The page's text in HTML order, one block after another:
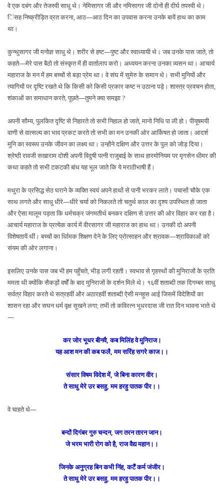
वे एक दबंग और तेजस्वी साधु थे। नेमिसागर जी और नमिसागर जी दोनों ही दीर्घ तपस्वी थे।
िंसह निष्क्रीड़ित व्रत करना, आठ—आठ दिन का उपवास करना उनके बायें हाथ का काम
था।
कुन्थुसागर जी मनोज्ञ साधु थे। शरीर से हष्ट—पुष्ट और स्वाध्यायी थे। जब उनके पास जाते, तो
कहते—मेरे पास बैठो तो संस्कृत में ही वार्तालाप करो। अध्ययन करना उनका व्यसन था। आचार्य
महाराज के मन में हम बच्चों से बड़ा प्रेम था। वे संघ में सुमेरु के समान थे। सभी मुनियों और
त्यागियों पर दृष्टि रखते थे कि किसी को किसी प्रकार कष्ट न उठाना पड़े। शास्त्र प्रवचन होता,
शंकाओं का समाधान करते, पूछते—तुमने क्या समझा ?
अपनी सौम्य, पुलकित दृष्टि से निहारते तो सभी निहाल हो जाते, मानो निधि पा ली हो। पीयूषमयी
वाणी से वात्सल्य का भाव प्रकट करते तो सभी का मन उनकी ओर आर्किषत हो जाता। आदर्श
मुनि का स्वरूप उनके जीवन का लक्ष्य था। उन्होंने दक्षिण और उत्तर के पुल को जोड़ दिया।
श्रेष्ठी रावजी सखाराम दोशी अपनी विदुषी पत्नी राजुबाई के साथ हारमोनियम पर मृगसेन धीमर की
कथा कहते तो सभी टकटकी बांध यह भूल जाते कि ये मराठीभाषी हैं।
मथुरा के प्रसिद्ध सेठ घराने के व्यक्ति स्वयं अपने हाथों से पानी भरकर लाते। पचासों चौके एक
साथ लगते और साधु धीरे—धीरे चर्या को निकलते तो चतुर्थ काल का दृश्य उपस्थित हो जाता
और ऐसा मालूम पड़ता कि धर्मचक्र जंगमतीर्थ बनकर दक्षिण से उत्तर की ओर विहार कर रहा है।
आचार्य महाराज के प्रत्येक कार्य में वीरसागर जी महाराज का हाथ था। उनकी दो अपनी
विशेषतायें थीं। बच्चों का र्धािमक शिक्षण देने के लिए प्रोत्साहन और श्रावक—श्राविकाओं को
संयम की ओर लगाना।
इसलिए उनके पास जब भी हम पहुँचते, भीड़ लगी रहती। स्वभाव से गृहस्थों की मुनिराजों के प्रति
ममता थी क्योंकि सैकड़ों वर्षों के बाद मुनिराजों के दर्शन मिले थे। १६वीं शताब्दी तक दिगम्बर साधु
सर्वत्र विहार करते थे सत्रहवीं और अठारहवीं शताब्दी ऐसी मनहूस आई जिसमें विदेशियों का
शासन रहा और सघन धर्म वृक्ष सूखने लगा; तभी तो कविरत्न भूधरदास जी रात दिन भावना भाते थे
—
कर जोर भूधर बीनवै, कब मिलिंह वे मुनिराज।
यह आश मन की कब फलै, मम सरिंह सगरे काज।।
संसार विषम विदेश में, जे बिना कारण वीर।
ते साधु मेरे उर बसहु, मम हरहु पातक पीर।।
वे चाहते थे—
बन्दों दिगंबर गुरु चन्दन, जग तरन तारन जान।
जे भरम भारी रोग को है, राज वैद्य महान।।
जिनके अनुग्रह बिन कभी निंह, कटैं कर्म जंजीर।
ते साधु मेरे उर बसहु, मम हरहु पातक पीर।।